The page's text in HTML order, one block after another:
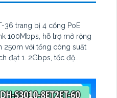
36 trang bị 4 cổng PoE
100Mbps, hỗ trợ mở rộng
250m với tổng công suất
đạt 1. 2Gbps, tốc độ